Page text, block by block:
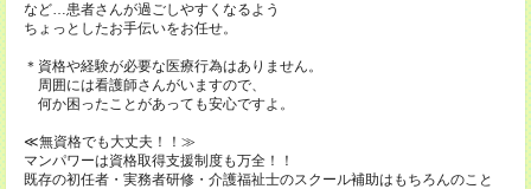
など…患者さんが過ごしやすくなるよう
ちょっとしたお手伝いをお任せ。
＊資格や経験が必要な医療行為はありません。
周囲には看護師さんがいますので、
何か困ったことがあっても安心ですよ。
≪無資格でも大丈夫！！≫
マンパワーは資格取得支援制度も万全！！
既存の初任者・実務者研修・介護福祉士のスクール補助はもちろんのこと